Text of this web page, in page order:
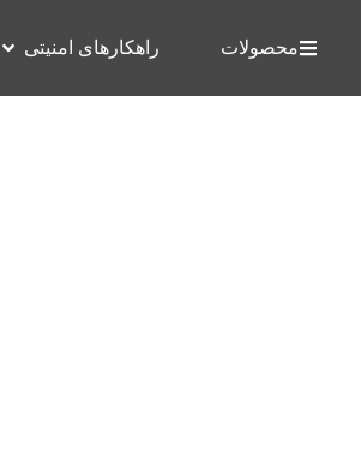
محصولات راهکارهای امنیتی